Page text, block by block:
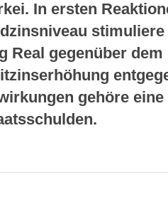
In ersten
Real gegenüber
gehöre